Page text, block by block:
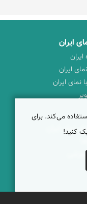
ایران
ایران
نمای ایران
نمای ایران
می‌کند. برای
کنید!